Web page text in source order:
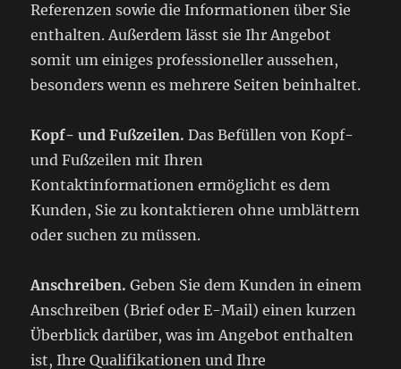
Referenzen sowie die Informationen über Sie
enthalten. Außerdem lässt sie Ihr Angebot
somit um einiges professioneller aussehen,
besonders wenn es mehrere Seiten beinhaltet.
Kopf- und Fußzeilen. Das Befüllen von Kopf-
und Fußzeilen mit Ihren
Kontaktinformationen ermöglicht es dem
Kunden, Sie zu kontaktieren ohne umblättern
oder suchen zu müssen.
Anschreiben. Geben Sie dem Kunden in einem
Anschreiben (Brief oder E-Mail) einen kurzen
Überblick darüber, was im Angebot enthalten
ist, Ihre Qualifikationen und Ihre